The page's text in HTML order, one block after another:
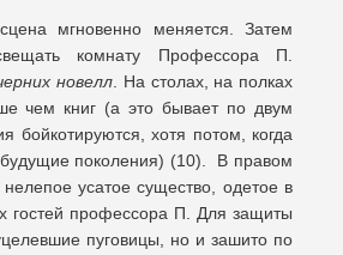
мгновенно меняется. Затем
комнату Профессора П.
новелл . На столах, на полках
чем книг (а это бывает по двум
хотя потом, когда
будущие поколения) (10). В правом
усатое существо, одетое в
гостей профессора П. Для защиты
пуговицы, но и зашито по